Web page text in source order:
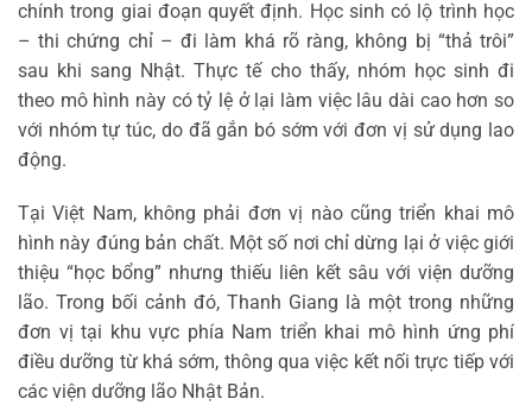
chính trong giai đoạn quyết định. Học sinh có lộ trình học
– thi chứng chỉ – đi làm khá rõ ràng, không bị “thả trôi”
sau khi sang Nhật. Thực tế cho thấy, nhóm học sinh đi
theo mô hình này có tỷ lệ ở lại làm việc lâu dài cao hơn so
với nhóm tự túc, do đã gắn bó sớm với đơn vị sử dụng lao
động.
Tại Việt Nam, không phải đơn vị nào cũng triển khai mô
hình này đúng bản chất. Một số nơi chỉ dừng lại ở việc giới
thiệu “học bổng” nhưng thiếu liên kết sâu với viện dưỡng
lão. Trong bối cảnh đó, Thanh Giang là một trong những
đơn vị tại khu vực phía Nam triển khai mô hình ứng phí
điều dưỡng từ khá sớm, thông qua việc kết nối trực tiếp với
các viện dưỡng lão Nhật Bản.